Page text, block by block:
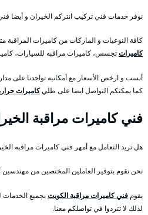
نوفر خدمات فني تركيب انتركم الخيران و أيضا
كافة النوعيات و الماركات من كاميرات المراقبة
كاميراتتجسس، كاميرات مراقبه للسيارات،
كما يمكنكم التواصل ايضا على طليكاميرات
فني كاميرات مراقبة
هل تريد التعامل مع أمهر فني كاميرات مراقبه
نحن نقوم بتوفير العاملين المختصين من
يقوم فني كاميرات مراقبة الكويتبجميع الخدمات
لذلك لا تتردوا في تواصلكم معنا.